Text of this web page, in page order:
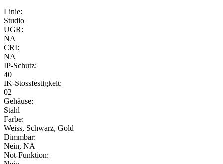
Linie:
Studio
UGR:
NA
CRI:
NA
IP-Schutz:
40
IK-Stossfestigkeit:
02
Gehäuse:
Stahl
Farbe:
Weiss, Schwarz, Gold
Dimmbar:
Nein, NA
Not-Funktion: